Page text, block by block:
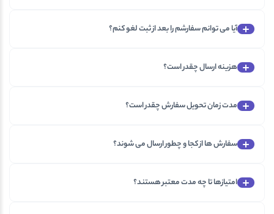
آیا می توانم سفارشم را بعد از ثبت لغو کنم؟
هزینه ارسال چقدر است؟
مدت زمان تحویل سفارش چقدر است؟
سفارش ها از کجا و چطور ارسال می شوند؟
امتیازها تا چه مدت معتبر هستند؟